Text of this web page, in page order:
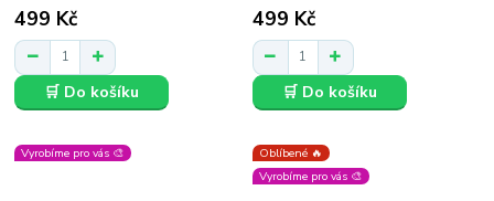
499 Kč
🛒 Do košíku
499 Kč
🛒 Do košíku
Vyrobíme pro vás 🎨
Oblíbené 🔥
Vyrobíme pro vás 🎨